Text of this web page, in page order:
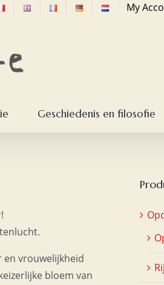
My
Geschiedenis en filosofie
en vrouwelijkheid
bloem van